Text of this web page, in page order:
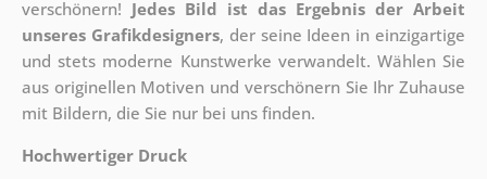
verschönern! Jedes Bild ist das Ergebnis der Arbeit
unseres Grafikdesigners, der seine Ideen in einzigartige
und stets moderne Kunstwerke verwandelt. Wählen Sie
aus originellen Motiven und verschönern Sie Ihr Zuhause
mit Bildern, die Sie nur bei uns finden.
Hochwertiger Druck